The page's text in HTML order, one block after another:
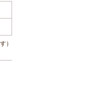
）